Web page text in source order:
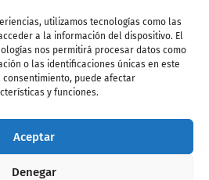
utilizamos tecnologías como las
a la información del dispositivo. El
nos permitirá procesar datos como
o las identificaciones únicas en este
puede afectar
y funciones.
Aceptar
Denegar
en la cafetería para
la mañana
un acuario y
de uno de nuestros
los acuaristas. Por
habitantes del tanque
6 a 12 años